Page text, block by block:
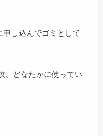
申し込んでゴミとして
、どなたかに使ってい